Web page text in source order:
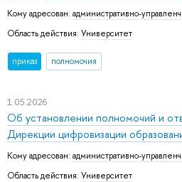
Кому адресован: административно-
Область действия: Университет
приказ полномочия
1.05.2026
Об установлении полномочий и
Дирекции цифровизации
Кому адресован: административно-
Область действия: Университет